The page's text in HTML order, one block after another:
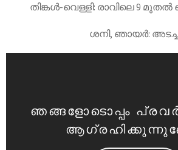
തിങ്കൾ-വെള്ളി: രാവിലെ 9 മുതൽ
ശനി, ഞായർ:
ഞങ്ങളോടൊപ്പം